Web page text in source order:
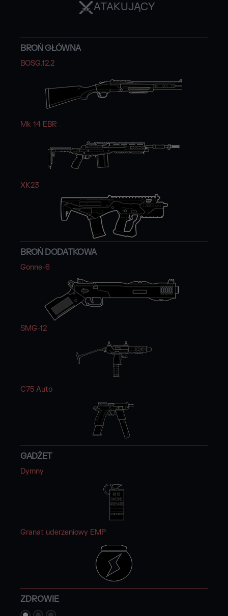
ATAKUJĄCY
BROŃ GŁÓWNA
BOSG.12.2
Mk 14 EBR
XK23
BROŃ DODATKOWA
Gonne-6
SMG-12
C75 Auto
GADŻET
Dymny
Granat uderzeniowy EMP
ZDROWIE